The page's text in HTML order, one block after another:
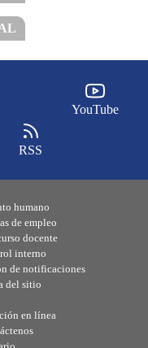
YouTube
RSS
humano
de empleo
docente
interno
de notificaciones
del sitio
en línea